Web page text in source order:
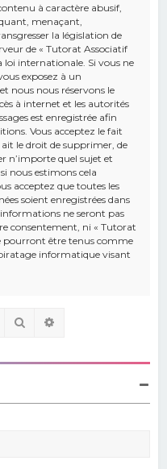
à caractère abusif,
menaçant,
la législation de
de « Tutorat Associatif
loi internationale. Si vous ne
exposez à un
nous nous réservons le
à internet et les autorités
est enregistrée afin
Vous acceptez le fait
le droit de supprimer, de
n’importe quel sujet et
nous estimons cela
acceptez que toutes les
soient enregistrées dans
informations ne seront pas
consentement, ni « Tutorat
pourront être tenus comme
informatique visant
Rechercher